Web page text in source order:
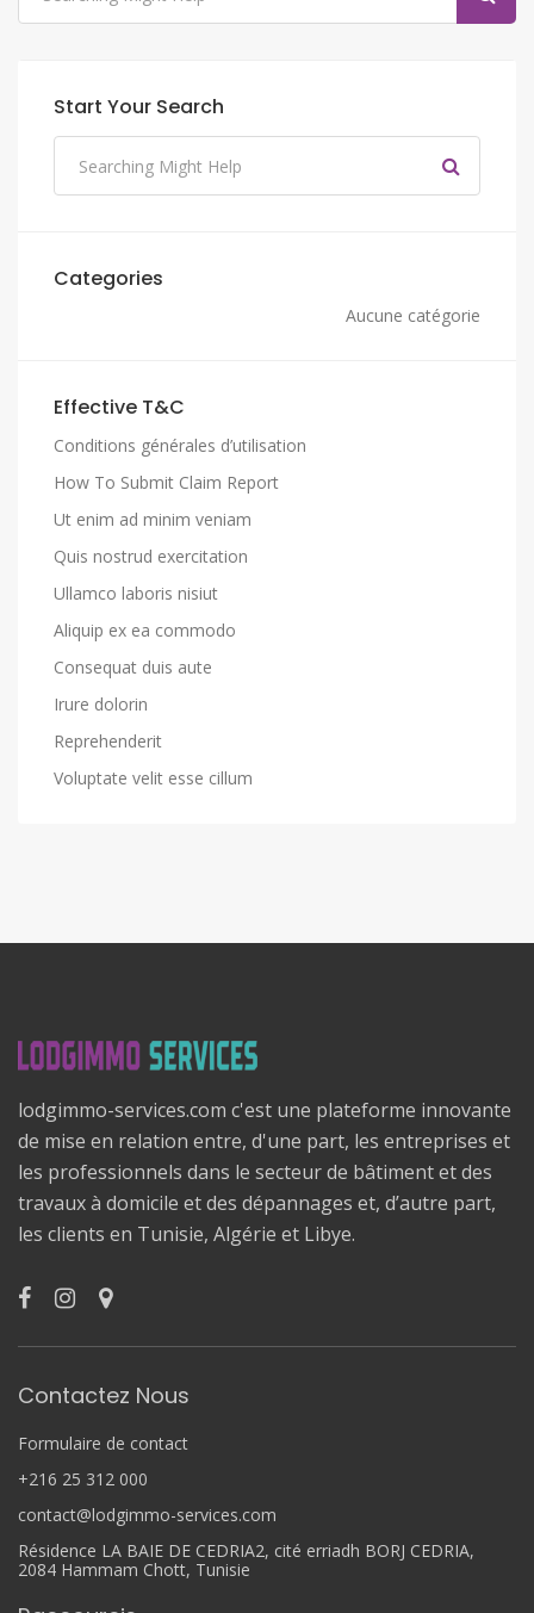
Start Your Search
Categories
Aucune catégorie
Effective T&C
Conditions générales d’utilisation
How To Submit Claim Report
Ut enim ad minim veniam
Quis nostrud exercitation
Ullamco laboris nisiut
Aliquip ex ea commodo
Consequat duis aute
Irure dolorin
Reprehenderit
Voluptate velit esse cillum
lodgimmo-services.com c'est une plateforme innovante
de mise en relation entre, d'une part, les entreprises et
les professionnels dans le secteur de bâtiment et des
travaux à domicile et des dépannages et, d’autre part,
les clients en Tunisie, Algérie et Libye.
Contactez Nous
Formulaire de contact
+216 25 312 000
contact@lodgimmo-services.com
Résidence LA BAIE DE CEDRIA2, cité erriadh BORJ CEDRIA,
2084 Hammam Chott, Tunisie